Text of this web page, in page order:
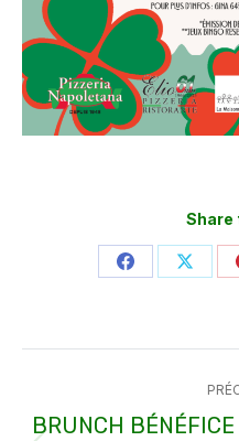
Share
Partager
article
BRUNCH